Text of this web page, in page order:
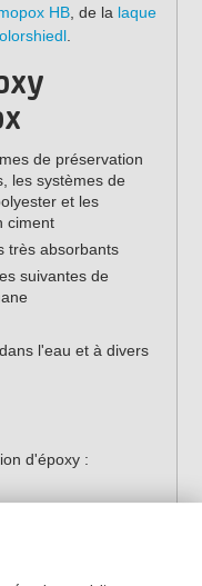
HB, de lalaque
.
de préservation
les systèmes de
et les
ciment
très absorbants
suivantes de
l'eau et à divers
d'époxy :